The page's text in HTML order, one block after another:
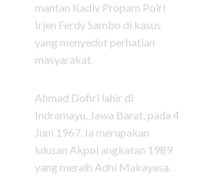
mantan Kadiv Propam Polri
Irjen Ferdy Sambo di kasus
yang menyedot perhatian
masyarakat.
Ahmad Dofiri lahir di
Indramayu, Jawa Barat, pada 4
Juni 1967. Ia merupakan
lulusan Akpol angkatan 1989
yang meraih Adhi Makayasa.